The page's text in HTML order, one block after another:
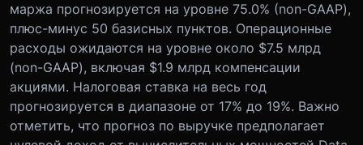
маржа прогнозируется на уровне 75.0% (non-GAAP),
плюс-минус 50 базисных пунктов. Операционные
расходы ожидаются на уровне около $7.5 млрд
(non-GAAP), включая $1.9 млрд компенсации
акциями. Налоговая ставка на весь год
прогнозируется в диапазоне от 17% до 19%. Важно
отметить, что прогноз по выручке предполагает